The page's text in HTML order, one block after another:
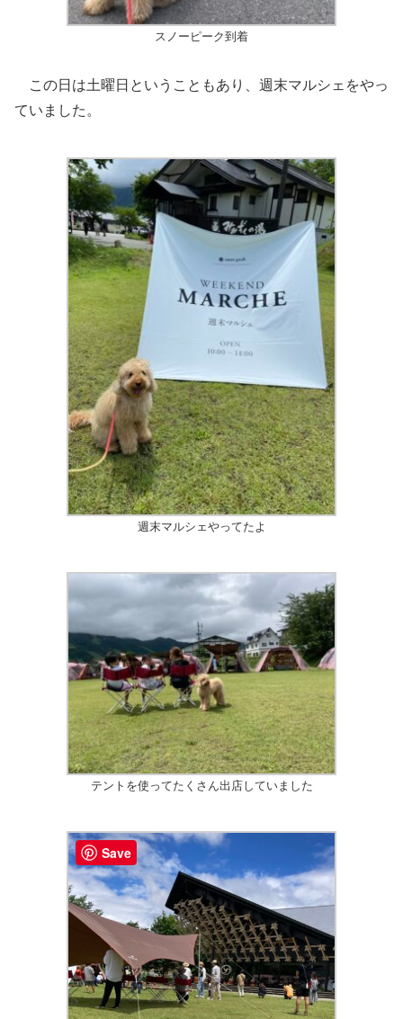
スノーピーク到着
この日は土曜日ということもあり、週末マルシェをやっ
ていました。
週末マルシェやってたよ
テントを使ってたくさん出店していました
Save